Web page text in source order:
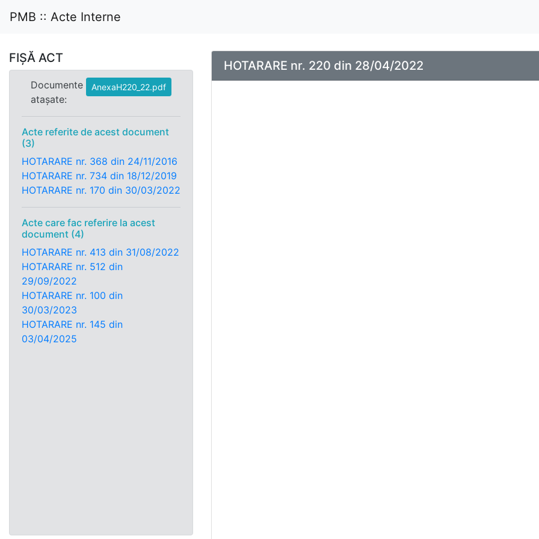
PMB :: Acte Interne
FIȘĂ ACT
Documente
atașate:
AnexaH220_22.pdf
Acte referite de acest document
(3)
HOTARARE nr. 368 din 24/11/2016
HOTARARE nr. 734 din 18/12/2019
HOTARARE nr. 170 din 30/03/2022
Acte care fac referire la acest
document (4)
HOTARARE nr. 413 din 31/08/2022
HOTARARE nr. 512 din
29/09/2022
HOTARARE nr. 100 din
30/03/2023
HOTARARE nr. 145 din
03/04/2025
HOTARARE nr. 220 din 28/04/2022